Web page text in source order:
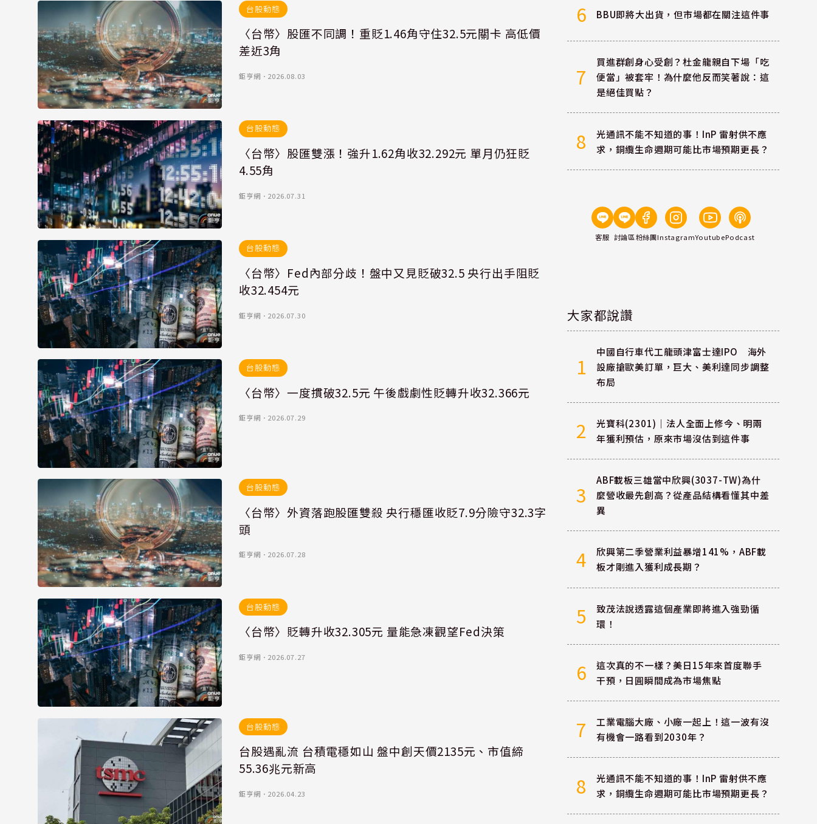
台股動態
〈台幣〉股匯不同調！重貶1.46角守住32.5元關卡 高低價
差近3角
鉅亨網 ． 2026.08.03
台股動態
〈台幣〉股匯雙漲！強升1.62角收32.292元 單月仍狂貶
4.55角
鉅亨網 ． 2026.07.31
台股動態
〈台幣〉Fed內部分歧！盤中又見貶破32.5 央行出手阻貶
收32.454元
鉅亨網 ． 2026.07.30
台股動態
〈台幣〉一度摜破32.5元 午後戲劇性貶轉升收32.366元
鉅亨網 ． 2026.07.29
台股動態
〈台幣〉外資落跑股匯雙殺 央行穩匯收貶7.9分險守32.3字
頭
鉅亨網 ． 2026.07.28
台股動態
〈台幣〉貶轉升收32.305元 量能急凍觀望Fed決策
鉅亨網 ． 2026.07.27
台股動態
台股遇亂流 台積電穩如山 盤中創天價2135元、市值締
55.36兆元新高
鉅亨網 ． 2026.04.23
6 BBU即將大出貨，但市場都在關注這件事
7
買進群創身心受創？杜金龍親自下場「吃
便當」被套牢！為什麼他反而笑著說：這
是絕佳買點？
8
光通訊不能不知道的事！InP 雷射供不應
求，銅纜生命週期可能比市場預期更長？
客服 討論區粉絲團InstagramYoutubePodcast
大家都說讚
1
中國自行車代工龍頭津富士達IPO 海外
設廠搶歐美訂單，巨大、美利達同步調整
布局
2
光寶科(2301)｜法人全面上修今、明兩
年獲利預估，原來市場沒估到這件事
3
ABF載板三雄當中欣興(3037-TW)為什
麼營收最先創高？從產品結構看懂其中差
異
4
欣興第二季營業利益暴增141%，ABF載
板才剛進入獲利成長期？
5
致茂法說透露這個產業即將進入強勁循
環！
6
這次真的不一樣？美日15年來首度聯手
干預，日圓瞬間成為市場焦點
7
工業電腦大廠、小廠一起上！這一波有沒
有機會一路看到2030年？
8
光通訊不能不知道的事！InP 雷射供不應
求，銅纜生命週期可能比市場預期更長？